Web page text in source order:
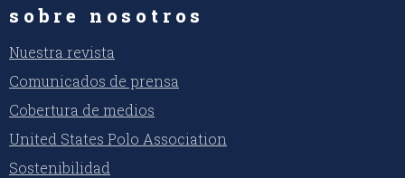
sobre nosotros
Nuestra revista
Comunicados de prensa
Cobertura de medios
United States Polo Association
Sostenibilidad